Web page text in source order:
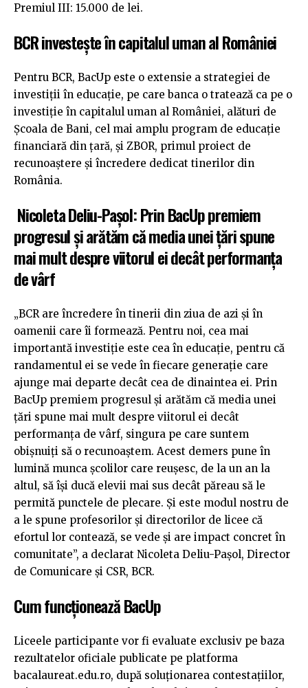
Premiul III: 15.000 de lei.
BCR investește în capitalul uman al României
Pentru BCR, BacUp este o extensie a strategiei de
investiții în educație, pe care banca o tratează ca pe o
investiție în capitalul uman al României, alături de
Școala de Bani, cel mai amplu program de educație
financiară din țară, și ZBOR, primul proiect de
recunoaștere și încredere dedicat tinerilor din
România.
Nicoleta Deliu-Pașol: Prin BacUp premiem
progresul și arătăm că media unei țări spune
mai mult despre viitorul ei decât performanța
de vârf
„BCR are încredere în tinerii din ziua de azi și în
oamenii care îi formează. Pentru noi, cea mai
importantă investiție este cea în educație, pentru că
randamentul ei se vede în fiecare generație care
ajunge mai departe decât cea de dinaintea ei. Prin
BacUp premiem progresul și arătăm că media unei
țări spune mai mult despre viitorul ei decât
performanța de vârf, singura pe care suntem
obișnuiți să o recunoaștem. Acest demers pune în
lumină munca școlilor care reușesc, de la un an la
altul, să își ducă elevii mai sus decât păreau să le
permită punctele de plecare. Și este modul nostru de
a le spune profesorilor și directorilor de licee că
efortul lor contează, se vede și are impact concret în
comunitate”, a declarat Nicoleta Deliu-Pașol, Director
de Comunicare și CSR, BCR.
Cum funcționează BacUp
Liceele participante vor fi evaluate exclusiv pe baza
rezultatelor oficiale publicate pe platforma
bacalaureat.edu.ro, după soluționarea contestațiilor,